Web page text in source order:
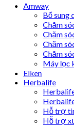
Amway
Bổ sung
Chăm
Chăm
Chăm
Chăm
Máy lọc
Elken
Herbalife
Hỗ trợ
Hỗ trợ